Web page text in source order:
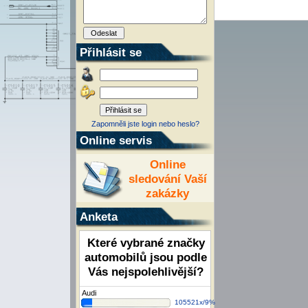
Přihlásit se
Zapomněli jste login nebo heslo?
Online servis
Online
sledování Vaší
zakázky
Anketa
Které vybrané značky
automobilů jsou podle
Vás nejspolehlivější?
Audi
105521x/9%